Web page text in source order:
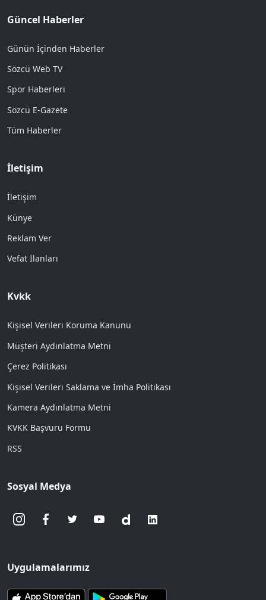
Güncel Haberler
Günün İçinden Haberler
Sözcü Web TV
Spor Haberleri
Sözcü E-Gazete
Tüm Haberler
İletişim
İletişim
Künye
Reklam Ver
Vefat İlanları
Kvkk
Kişisel Verileri Koruma Kanunu
Müşteri Aydınlatma Metni
Çerez Politikası
Kişisel Verileri Saklama ve İmha Politikası
Kamera Aydınlatma Metni
KVKK Başvuru Formu
RSS
Sosyal Medya
Uygulamalarımız